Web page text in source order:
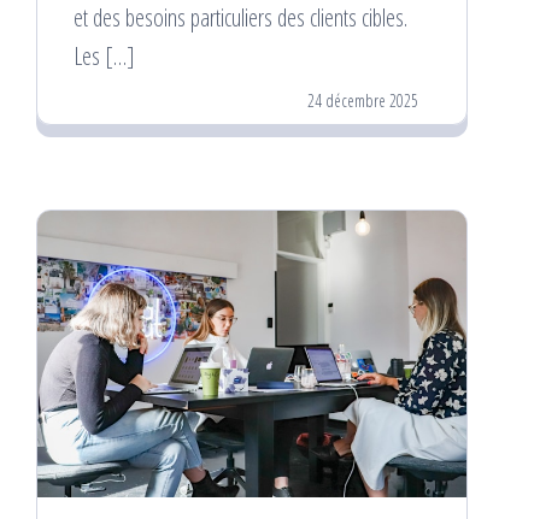
et des besoins particuliers des clients cibles.
Les […]
24 décembre 2025